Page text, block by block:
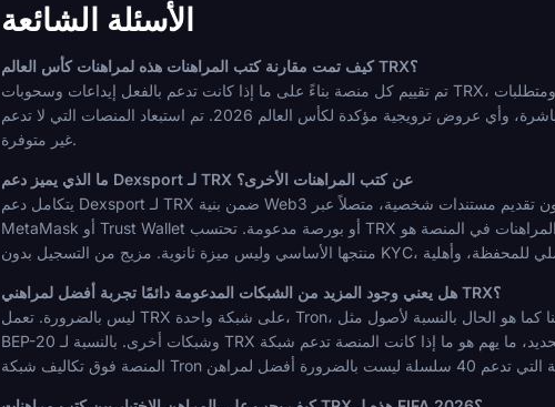
الأسئلة الشائعة
كيف تمت مقارنة كتب المراهنات هذه لمراهنات كأس العالم TRX؟
تم تقييم كل منصة بناءً على ما إذا كانت تدعم بالفعل إيداعات وسحوبات TRX، والبنية التحتية للشبكة وراء هذا الدعم، وشروط المكافآت وعروض الترحيب الموثقة، ومتطلبات KYC، وتوافر
المراهنات المباشرة، وأي عروض ترويجية مؤكدة لكأس العالم 2026. تم استبعاد المنصات التي لا تدعم TRX دون تعليق. لم يتم اختراع قوائم سوق محددة ومقارنات احتمالات حيث كانت البيانات
غير متوفرة.
ما الذي يميز دعم Dexsport لـ TRX عن كتب المراهنات الأخرى؟
يتكامل دعم Dexsport لـ TRX ضمن بنية Web3 الأصلية المبنية على اتصال المحفظة بدلاً من نموذج الحساب التقليدي. يمكنك الإيداع والمراهنة دون تقديم مستندات شخصية، متصلاً عبر
MetaMask أو Trust Wallet أو بورصة مدعومة. تحتسب TRX بالتساوي مع جميع العملات المشفرة المدعومة الأخرى في ترويج لوحة المتصدرين لكأس العالم، وكتاب المراهنات في المنصة هو
هل يعني وجود المزيد من الشبكات المدعومة دائمًا تجربة أفضل لمراهني TRX؟
ليس بالضرورة. تعمل TRX على شبكة واحدة، Tron، لذا فإن اتساع نطاق السلاسل المتعددة ليس عاملاً ذا صلة هنا كما هو الحال بالنسبة لأصول مثل USDT التي توجد عبر TRC-20 و ERC-20 و
BEP-20 وشبكات أخرى. بالنسبة لـ TRX على وجه التحديد، ما يهم هو ما إذا كانت المنصة تدعم شبكة Tron بشكل نظيف، وتعالج عمليات السحب على الفور، ولا تضيف رسومًا زائدة على مستوى